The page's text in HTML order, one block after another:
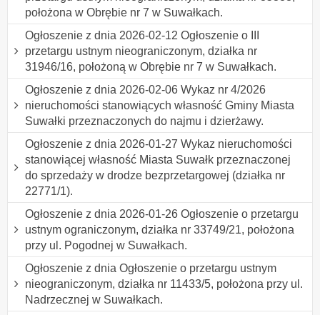
położona w Obrębie nr 7 w Suwałkach.
Ogłoszenie z dnia 2026-02-12 Ogłoszenie o III
przetargu ustnym nieograniczonym, działka nr
31946/16, położoną w Obrębie nr 7 w Suwałkach.
Ogłoszenie z dnia 2026-02-06 Wykaz nr 4/2026
nieruchomości stanowiących własność Gminy Miasta
Suwałki przeznaczonych do najmu i dzierżawy.
Ogłoszenie z dnia 2026-01-27 Wykaz nieruchomości
stanowiącej własność Miasta Suwałk przeznaczonej
do sprzedaży w drodze bezprzetargowej (działka nr
22771/1).
Ogłoszenie z dnia 2026-01-26 Ogłoszenie o przetargu
ustnym ograniczonym, działka nr 33749/21, położona
przy ul. Pogodnej w Suwałkach.
Ogłoszenie z dnia Ogłoszenie o przetargu ustnym
nieograniczonym, działka nr 11433/5, położona przy ul.
Nadrzecznej w Suwałkach.